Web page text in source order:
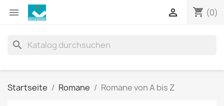
 shopping_cart (0)

search
Startseite Romane Romane von A bis Z